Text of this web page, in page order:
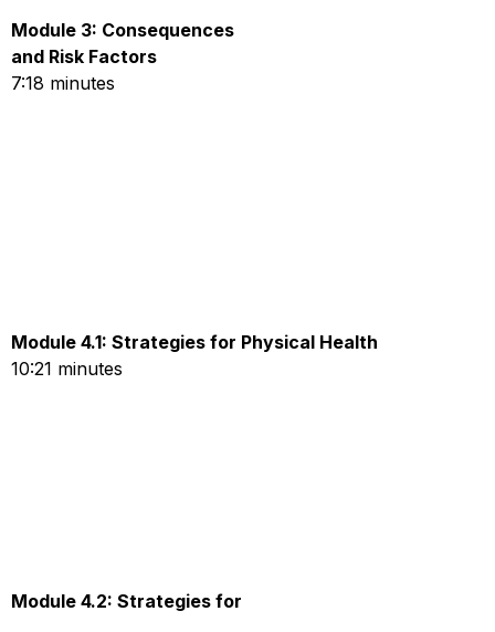
Module 3: Consequences
and Risk Factors
7:18 minutes
Module 4.1: Strategies for Physical Health
10:21 minutes
Module 4.2: Strategies for